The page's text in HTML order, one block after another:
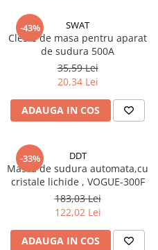
-43% SWAT
Cleste de masa pentru aparat
de sudura 500A
35,59 Lei
20,34 Lei
ADAUGA IN COS
-33% DDT
Masca de sudura automata,cu
cristale lichide , VOGUE-300F
183,03 Lei
122,02 Lei
ADAUGA IN COS